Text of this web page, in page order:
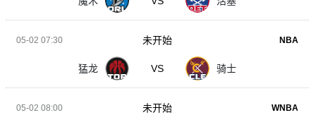
05-02 07:30 NBA
猛龙 VS 骑士
未开始
05-02 08:00 WNBA
未开始